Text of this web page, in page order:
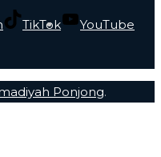
TikTok YouTube
Ponjong.